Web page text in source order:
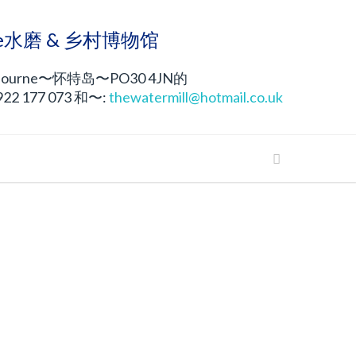
磨 & 乡村博物馆
〜怀特岛〜PO30 4JN的
177 073 和〜:thewatermill@hotmail.co.uk